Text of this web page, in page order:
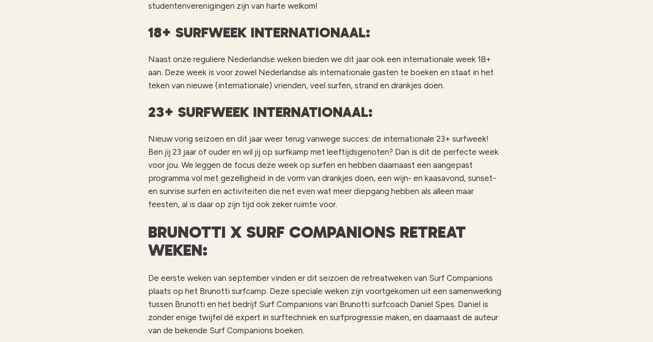
studentenverenigingen zijn van harte welkom!
18+ SURFWEEK INTERNATIONAAL:
Naast onze reguliere Nederlandse weken bieden we dit jaar ook een internationale week 18+
aan. Deze week is voor zowel Nederlandse als internationale gasten te boeken en staat in het
teken van nieuwe (internationale) vrienden, veel surfen, strand en drankjes doen.
23+ SURFWEEK INTERNATIONAAL:
Nieuw vorig seizoen en dit jaar weer terug vanwege succes: de internationale 23+ surfweek!
Ben jij 23 jaar of ouder en wil jij op surfkamp met leeftijdsgenoten? Dan is dit de perfecte week
voor jou. We leggen de focus deze week op surfen en hebben daarnaast een aangepast
programma vol met gezelligheid in de vorm van drankjes doen, een wijn- en kaasavond, sunset-
en sunrise surfen en activiteiten die net even wat meer diepgang hebben als alleen maar
feesten, al is daar op zijn tijd ook zeker ruimte voor.
BRUNOTTI X SURF COMPANIONS RETREAT
WEKEN:
De eerste weken van september vinden er dit seizoen de retreatweken van Surf Companions
plaats op het Brunotti surfcamp. Deze speciale weken zijn voortgekomen uit een samenwerking
tussen Brunotti en het bedrijf Surf Companions van Brunotti surfcoach Daniel Spes. Daniel is
zonder enige twijfel dé expert in surftechniek en surfprogressie maken, en daarnaast de auteur
van de bekende Surf Companions boeken.